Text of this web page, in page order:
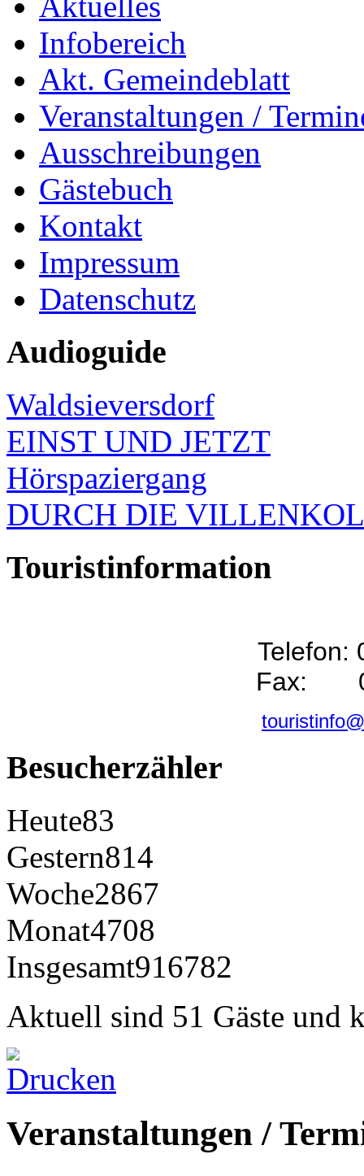
Infobereich
Akt. Gemeindeblatt
Veranstaltungen /
Ausschreibungen
Gästebuch
Kontakt
Impressum
Datenschutz
Audioguide
Waldsieversdorf
EINST UND JETZT
Hörspaziergang
DURCH DIE
Touristinformation
Telefon:
Fax:
Besucherzähler
Heute83
Gestern814
Woche2867
Monat4708
Insgesamt916782
Aktuell sind 51 Gäste und
Veranstaltungen /